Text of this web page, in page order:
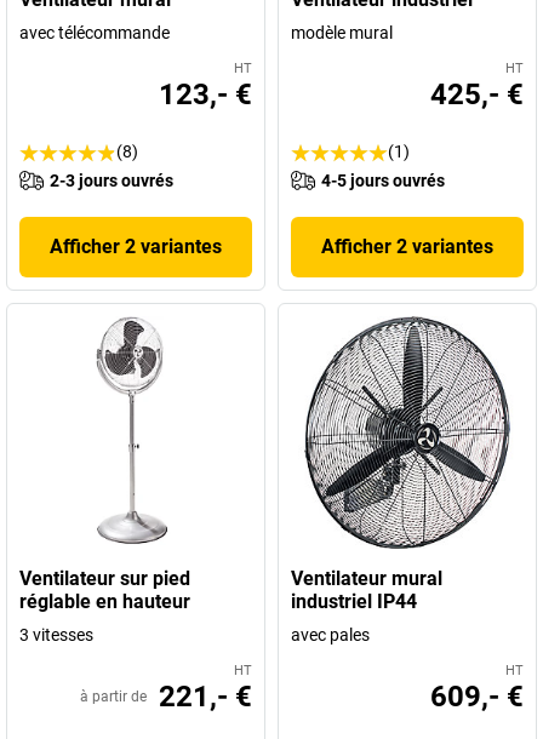
avec télécommande
HT
123,- €
(8)
2-3 jours ouvrés
Afficher 2 variantes
modèle mural
HT
425,- €
(1)
4-5 jours ouvrés
Afficher 2 variantes
Ventilateur sur pied
réglable en hauteur
3 vitesses
HT
à partir de 221,- €
Ventilateur mural
industriel IP44
avec pales
HT
609,- €